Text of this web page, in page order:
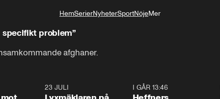
HemSerierNyheterSportNöjeMer
problem”
afghaner.
23 JULI I GÅR 13:46